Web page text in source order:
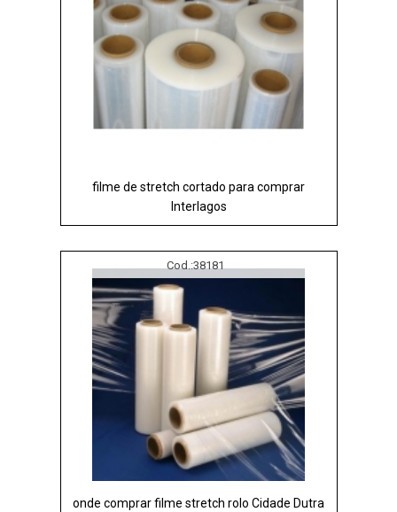
filme de stretch cortado para comprar
Interlagos
Cod.:38181
onde comprar filme stretch rolo Cidade Dutra